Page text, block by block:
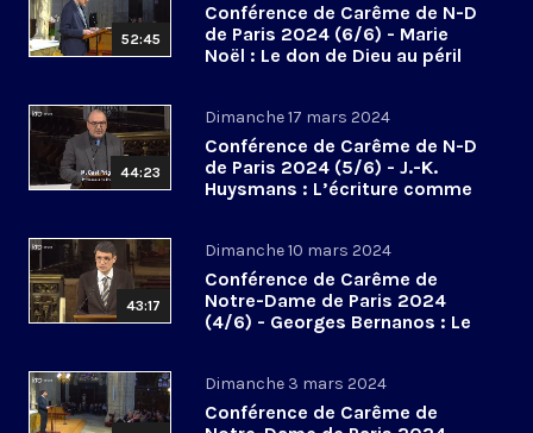
52:45
Conférence de Carême de N-D
de Paris 2024 (6/6) - Marie
Noël : Le don de Dieu au péril
44:23
Dimanche 17 mars 2024
Conférence de Carême de N-D
de Paris 2024 (5/6) - J.-K.
Huysmans : L’écriture comme
43:17
Dimanche 10 mars 2024
Conférence de Carême de
Notre-Dame de Paris 2024
(4/6) - Georges Bernanos : Le
Dimanche 3 mars 2024
Conférence de Carême de